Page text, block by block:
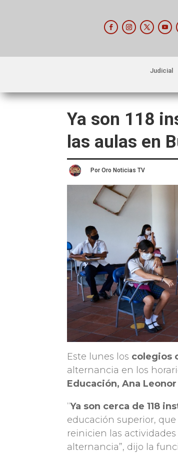
Judicial
Ya son 118
las aulas en
Por Oro Noticias TV
Este lunes los colegios
alternancia en los
Educación, Ana
“Ya son cerca de 118
educación superior,
reinicien las
alternancia”, dijo la